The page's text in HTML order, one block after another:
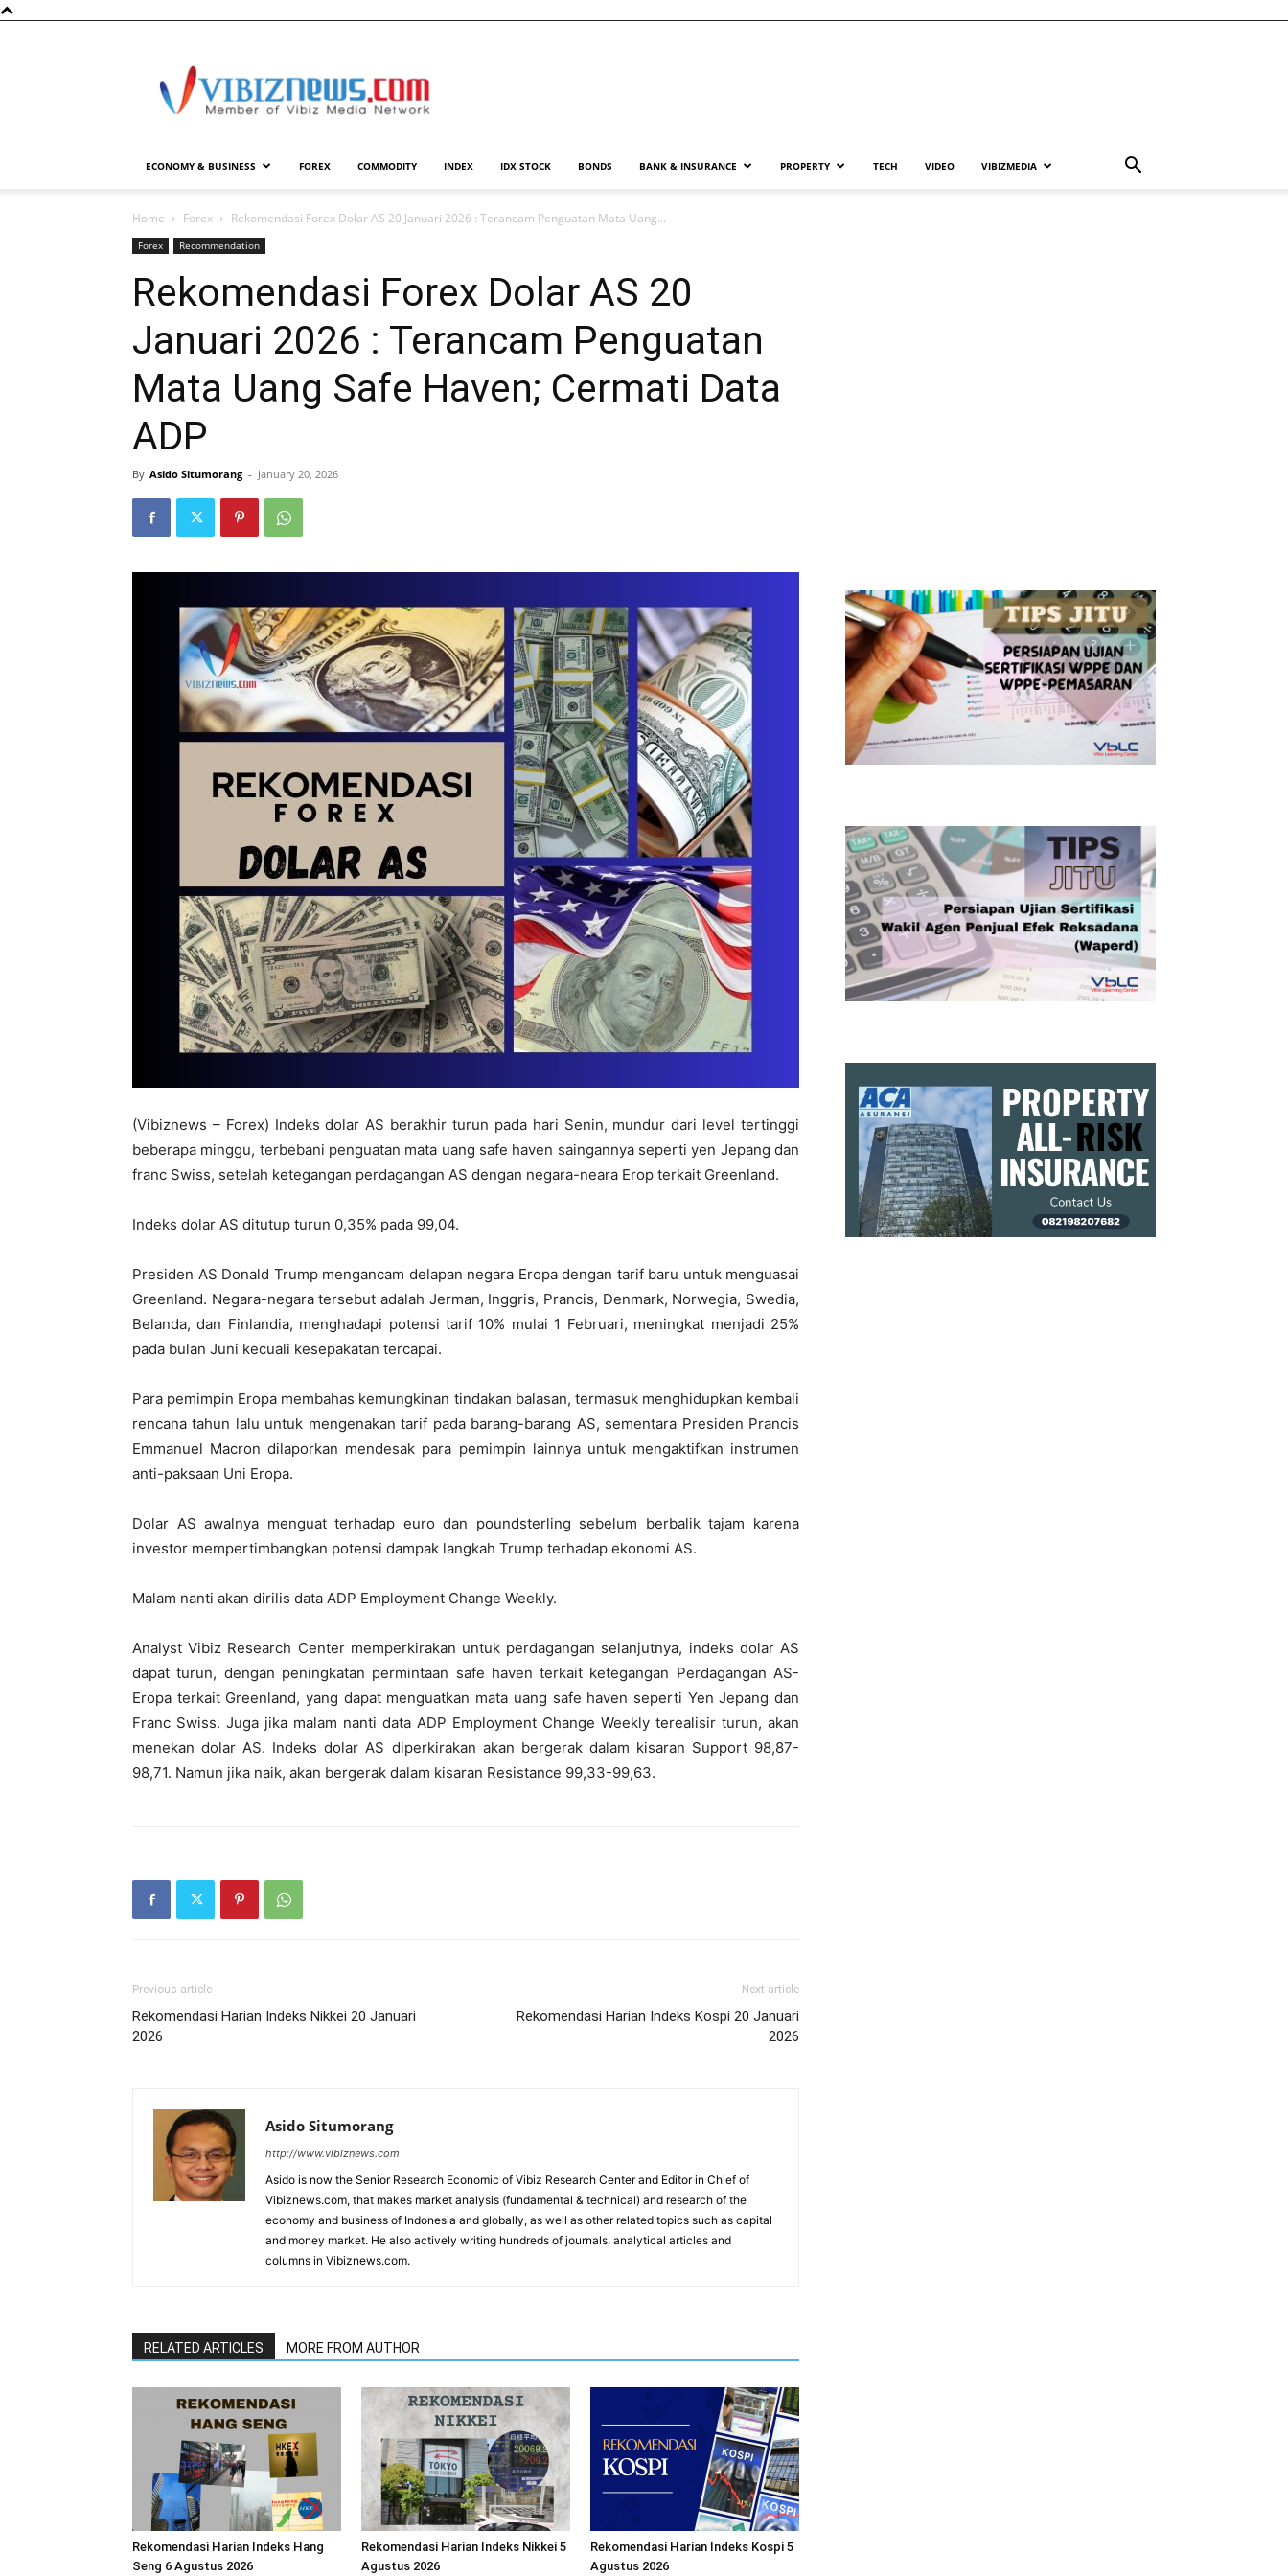
ECONOMY & BUSINESS FOREX COMMODITY INDEX IDX STOCK BONDS BANK & INSURANCE PROPERTY TECH VIDEO VIBIZMEDIA
Home Forex Rekomendasi Forex Dolar AS 20 Januari 2026 : Terancam Penguatan Mata Uang...
Forex Recommendation
Rekomendasi Forex Dolar AS 20
Januari 2026 : Terancam Penguatan
Mata Uang Safe Haven; Cermati Data
ADP
By Asido Situmorang - January 20, 2026
(Vibiznews – Forex) Indeks dolar AS berakhir turun pada hari Senin, mundur dari level tertinggi
beberapa minggu, terbebani penguatan mata uang safe haven saingannya seperti yen Jepang dan
franc Swiss, setelah ketegangan perdagangan AS dengan negara-neara Erop terkait Greenland.
Indeks dolar AS ditutup turun 0,35% pada 99,04.
Presiden AS Donald Trump mengancam delapan negara Eropa dengan tarif baru untuk menguasai
Greenland. Negara-negara tersebut adalah Jerman, Inggris, Prancis, Denmark, Norwegia, Swedia,
Belanda, dan Finlandia, menghadapi potensi tarif 10% mulai 1 Februari, meningkat menjadi 25%
pada bulan Juni kecuali kesepakatan tercapai.
Para pemimpin Eropa membahas kemungkinan tindakan balasan, termasuk menghidupkan kembali
rencana tahun lalu untuk mengenakan tarif pada barang-barang AS, sementara Presiden Prancis
Emmanuel Macron dilaporkan mendesak para pemimpin lainnya untuk mengaktifkan instrumen
anti-paksaan Uni Eropa.
Dolar AS awalnya menguat terhadap euro dan poundsterling sebelum berbalik tajam karena
investor mempertimbangkan potensi dampak langkah Trump terhadap ekonomi AS.
Malam nanti akan dirilis data ADP Employment Change Weekly.
Analyst Vibiz Research Center memperkirakan untuk perdagangan selanjutnya, indeks dolar AS
dapat turun, dengan peningkatan permintaan safe haven terkait ketegangan Perdagangan AS-
Eropa terkait Greenland, yang dapat menguatkan mata uang safe haven seperti Yen Jepang dan
Franc Swiss. Juga jika malam nanti data ADP Employment Change Weekly terealisir turun, akan
menekan dolar AS. Indeks dolar AS diperkirakan akan bergerak dalam kisaran Support 98,87-
98,71. Namun jika naik, akan bergerak dalam kisaran Resistance 99,33-99,63.
Previous article
Rekomendasi Harian Indeks Nikkei 20 Januari
2026
Next article
Rekomendasi Harian Indeks Kospi 20 Januari
2026
Asido Situmorang
http://www.vibiznews.com
Asido is now the Senior Research Economic of Vibiz Research Center and Editor in Chief of
Vibiznews.com, that makes market analysis (fundamental & technical) and research of the
economy and business of Indonesia and globally, as well as other related topics such as capital
and money market. He also actively writing hundreds of journals, analytical articles and
columns in Vibiznews.com.
RELATED ARTICLES MORE FROM AUTHOR
Rekomendasi Harian Indeks Hang
Seng 6 Agustus 2026
Rekomendasi Harian Indeks Nikkei 5
Agustus 2026
Rekomendasi Harian Indeks Kospi 5
Agustus 2026